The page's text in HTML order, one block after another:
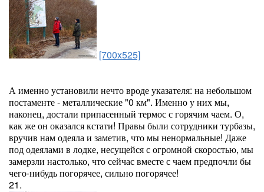
[700x525]
А именно установили нечто вроде указателя: на небольшом
постаменте - металлические "0 км". Именно у них мы,
наконец, достали припасенный термос с горячим чаем. О,
как же он оказался кстати! Правы были сотрудники турбазы,
вручив нам одеяла и заметив, что мы ненормальные! Даже
под одеялами в лодке, несущейся с огромной скоростью, мы
замерзли настолько, что сейчас вместе с чаем предпочли бы
чего-нибудь погорячее, сильно погорячее!
21.